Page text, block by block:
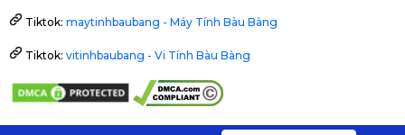
Tiktok: maytinhbaubang - Máy Tính Bàu Bàng
Tiktok: vitinhbaubang - Vi Tính Bàu Bàng